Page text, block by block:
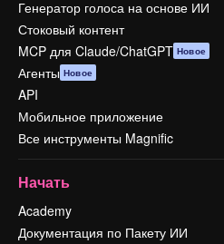
Генератор голоса на основе ИИ
Стоковый контент
MCP для Claude/ChatGPT Новое
Агенты Новое
API
Мобильное приложение
Все инструменты Magnific
Начать
Academy
Документация по Пакету ИИ